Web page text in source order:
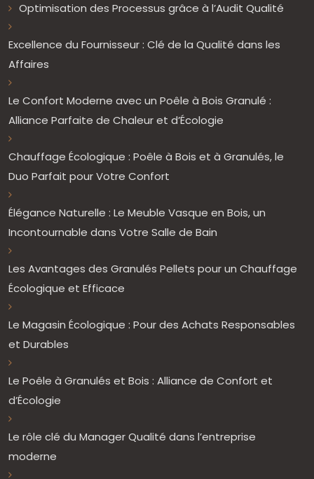
Optimisation des Processus grâce à l’Audit Qualité
Excellence du Fournisseur : Clé de la Qualité dans les
Affaires
Le Confort Moderne avec un Poêle à Bois Granulé :
Alliance Parfaite de Chaleur et d’Écologie
Chauffage Écologique : Poêle à Bois et à Granulés, le
Duo Parfait pour Votre Confort
Élégance Naturelle : Le Meuble Vasque en Bois, un
Incontournable dans Votre Salle de Bain
Les Avantages des Granulés Pellets pour un Chauffage
Écologique et Efficace
Le Magasin Écologique : Pour des Achats Responsables
et Durables
Le Poêle à Granulés et Bois : Alliance de Confort et
d’Écologie
Le rôle clé du Manager Qualité dans l’entreprise
moderne